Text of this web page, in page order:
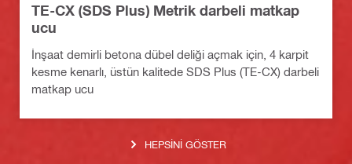
TE-CX (SDS Plus) Metrik darbeli matkap
ucu
İnşaat demirli betona dübel deliği açmak için, 4 karpit
kesme kenarlı, üstün kalitede SDS Plus (TE-CX) darbeli
matkap ucu
HEPSINI GÖSTER